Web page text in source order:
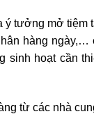
tưởng mở tiệm
hàng
sinh hoạt cần
từ các nhà